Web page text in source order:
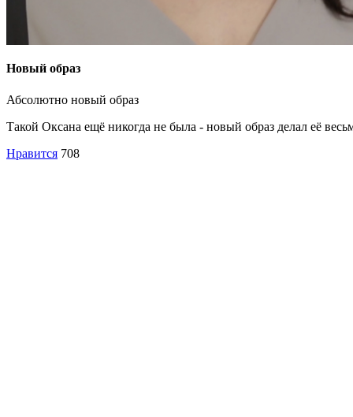
Новый образ
Абсолютно новый образ
Такой Оксана ещё никогда не была - новый образ делал её
Нравится 708